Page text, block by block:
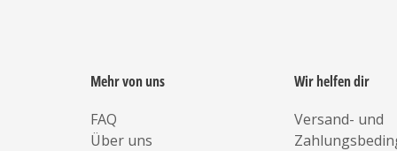
Mehr von uns
FAQ
Über uns
Wir helfen dir
Versand- und